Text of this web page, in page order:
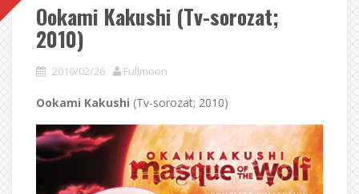
Ookami Kakushi (Tv-sorozat;
2010)
2010/02/26 Fullmoon
Ookami Kakushi (Tv-sorozat; 2010)